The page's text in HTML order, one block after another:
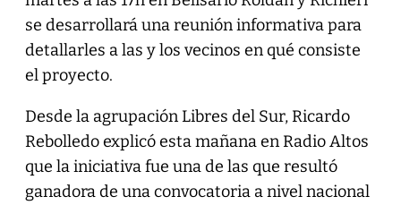
se desarrollará una reunión informativa para
detallarles a las y los vecinos en qué consiste
el proyecto.
Desde la agrupación Libres del Sur, Ricardo
Rebolledo explicó esta mañana en Radio Altos
que la iniciativa fue una de las que resultó
ganadora de una convocatoria a nivel nacional